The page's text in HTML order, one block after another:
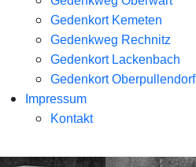
Gedenkort Kemeten
Gedenkweg Rechnitz
Gedenkort Lackenbach
Gedenkort Oberpullendorf
Impressum
Kontakt